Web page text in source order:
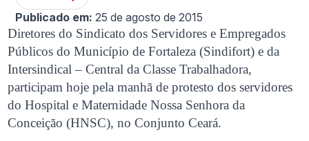
Publicado em: 25 de agosto de 2015
Diretores do Sindicato dos Servidores e Empregados
Públicos do Município de Fortaleza (Sindifort) e da
Intersindical – Central da Classe Trabalhadora,
participam hoje pela manhã de protesto dos servidores
do Hospital e Maternidade Nossa Senhora da
Conceição (HNSC), no Conjunto Ceará.